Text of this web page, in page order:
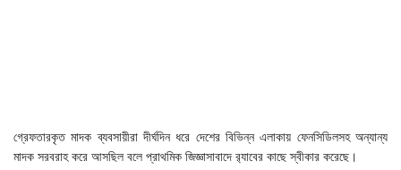
গ্রেফতারকৃত মাদক ব্যবসায়ীরা দীর্ঘদিন ধরে দেশের বিভিন্ন এলাকায় ফেনসিডিলসহ অন্যান্য
মাদক সরবরাহ করে আসছিল বলে প্রাথমিক জিজ্ঞাসাবাদে র‌্যাবের কাছে স্বীকার করেছে।